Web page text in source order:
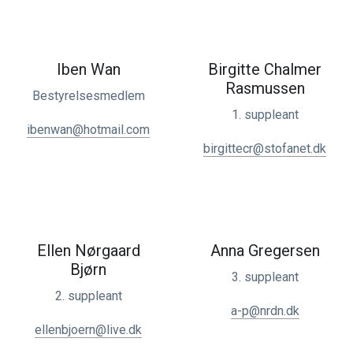
Iben Wan
Bestyrelsesmedlem
ibenwan@hotmail.com
Birgitte Chalmer
Rasmussen
1. suppleant
birgittecr@stofanet.dk
Ellen Nørgaard
Bjørn
2. suppleant
ellenbjoern@live.dk
Anna Gregersen
3. suppleant
a-p@nrdn.dk